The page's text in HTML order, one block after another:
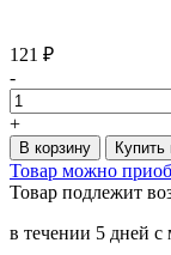
121 ₽
-
+
В корзину Купить
Товар можно
Товар подлежит
в течении 5 дней